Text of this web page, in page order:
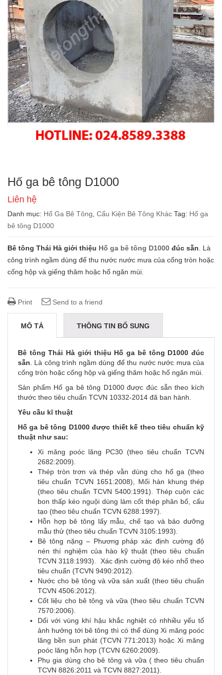
Hố ga bê tông D1000
Liên hệ
Danh mục: Hố Ga Bê Tông, Cấu Kiện Bê Tông Khác Tag: Hố ga
bê tông D1000
Bê tông Thái Hà giới thiệu Hố ga bê tông D1000 đúc sẵn. Là
công trình ngầm dùng để thu nước nước mưa của cống tròn hoặc
cống hộp và giếng thăm hoặc hố ngăn mùi.
Print Send to a friend
MÔ TẢ THÔNG TIN BỔ SUNG
ĐÁNH GIÁ (0)
Bê tông Thái Hà giới thiệu Hố ga bê tông D1000 đúc
sẵn. Là công trình ngầm dùng để thu nước nước mưa của
cống tròn hoặc cống hộp và giếng thăm hoặc hố ngăn mùi.
Sản phẩm Hố ga bê tông D1000 được đúc sẵn theo kích
thước theo tiêu chuẩn TCVN 10332-2014 đã ban hành.
Yêu cầu kĩ thuật
Hố ga bê tông D1000được thiết kế theo tiêu chuẩn kỹ
thuật như sau:
Xi măng poóc lăng PC30 (theo tiêu chuẩn TCVN
2682:2009).
Thép tròn trơn và thép vằn dùng cho hố ga (theo
tiêu chuẩn TCVN 1651:2008), Mối hàn khung thép
(theo tiêu chuẩn TCVN 5400:1991). Thép cuộn các
bon thấp kéo nguội dùng làm cốt thép phân bố, cấu
tạo (theo tiêu chuẩn TCVN 6288:1997).
Hỗn hợp bê tông lấy mẫu, chế tạo và bảo dưỡng
mẫu thử (theo tiêu chuẩn TCVN 3105:1993).
Bê tông nặng – Phương pháp xác định cường độ
nén thí nghiệm của hào kỹ thuật (theo tiêu chuẩn
TCVN 3118:1993). Xác định cường độ kéo nhổ theo
tiêu chuẩn (TCVN 9490:2012).
Nước cho bê tông và vữa sản xuất (theo tiêu chuẩn
TCVN 4506:2012).
Cốt liệu cho bê tông và vữa (theo tiêu chuẩn TCVN
7570:2006).
Dối với vùng khí hậu khắc nghiệt có nhhiều yếu tố
ảnh hưởng tới bê tông thì có thể dùng Xi măng poóc
lăng bền sun phát (TCVN 771:2013) hoặc Xi măng
poóc lăng hỗn hợp (TCVN 6260:2009).
Phụ gia dùng cho bê tông và vữa ( theo tiêu chuẩn
TCVN 8826:2011 và TCVN 8827:2011).